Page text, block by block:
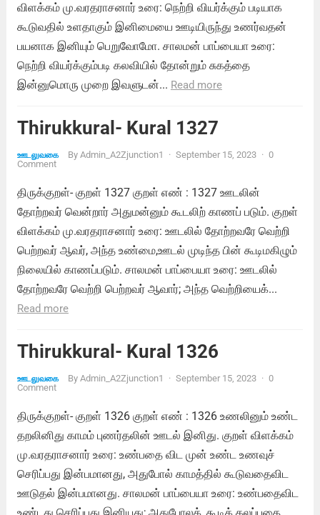
விளக்கம் மு.வரதராசனார் உரை: நெற்றி வியர்க்கும் படியாக
கூடுவதில் உளதாகும் இனிமையை ஊடியிருந்து உணர்வதன்
பயனாக இனியும் பெறுவோமோ. சாலமன் பாப்பையா உரை:
நெற்றி வியர்க்கும்படி கலவியில் தோன்றும் சுகத்தை
இன்னுமொரு முறை இவளுடன்... Read more
Thirukkural- Kural 1327
ஊடலுவகை By Admin_A2Zjunction1 · September 15, 2023 · 0
Comment
திருக்குறள்- குறள் 1327 குறள் எண் : 1327 ஊடலின்
தோற்றவர் வென்றார் அதுமன்னும் கூடலிற் காணப் படும். குறள்
விளக்கம் மு.வரதராசனார் உரை: ஊடலில் தோற்றவரே வெற்றி
பெற்றவர் ஆவர், அந்த உண்மை,ஊடல் முடிந்த பின் கூடிமகிழும்
நிலையில் காணப்படும். சாலமன் பாப்பையா உரை: ஊடலில்
தோற்றவரே வெற்றி பெற்றவர் ஆவார்; அந்த வெற்றியைக்...
Read more
Thirukkural- Kural 1326
ஊடலுவகை By Admin_A2Zjunction1 · September 15, 2023 · 0
Comment
திருக்குறள்- குறள் 1326 குறள் எண் : 1326 உணலினும் உண்ட
தறலினிது காமம் புணர்தலின் ஊடல் இனிது. குறள் விளக்கம்
மு.வரதராசனார் உரை: உண்பதை விட முன் உண்ட உணவுச்
செரிப்பது இன்பமானது, அதுபோல் காமத்தில் கூடுவதைவிட
ஊடுதல் இன்பமானது. சாலமன் பாப்பையா உரை: உண்பதைவிட